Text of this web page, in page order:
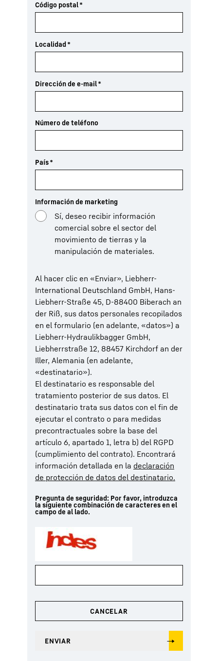
Código postal*
Localidad*
Dirección de e-mail*
Número de teléfono
País*
Información de marketing
Sí, deseo recibir información
comercial sobre el sector del
movimiento de tierras y la
manipulación de materiales.
Al hacer clic en «Enviar», Liebherr-
International Deutschland GmbH, Hans-
Liebherr-Straße 45, D-88400 Biberach an
der Riß, sus datos personales recopilados
en el formulario (en adelante, «datos») a
Liebherr-Hydraulikbagger GmbH,
Liebherrstraße 12, 88457 Kirchdorf an der
Iller, Alemania (en adelante,
«destinatario»).
El destinatario es responsable del
tratamiento posterior de sus datos. El
destinatario trata sus datos con el fin de
ejecutar el contrato o para medidas
precontractuales sobre la base del
artículo 6, apartado 1, letra b) del RGPD
(cumplimiento del contrato). Encontrará
información detallada en la declaración
de protección de datos del destinatario.
Pregunta de seguridad: Por favor, introduzca
la siguiente combinación de caracteres en el
campo de al lado.